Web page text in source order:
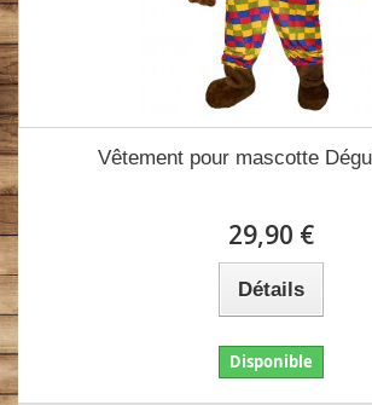
Vêtement pour mascotte
29,90 €
Détails
Disponible